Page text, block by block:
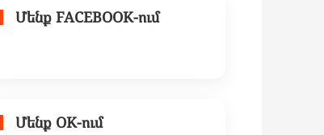
Մենք FACEBOOK-ում
Մենք OK-ում